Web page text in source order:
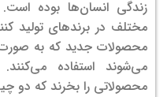
زندگی انسان‌ها بوده است.
مختلف در برندهای تولید
محصولات جدید که به
می‌شوند استفاده
محصولاتی را بخرند که دو